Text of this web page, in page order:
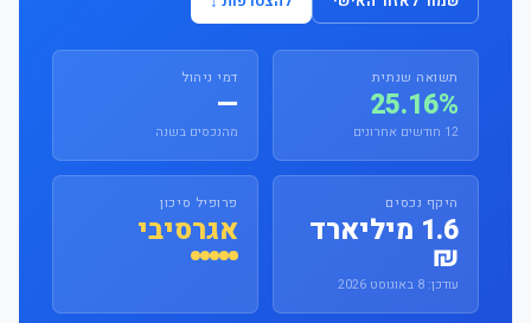
תשואה שנתית
25.16%
12 חודשים אחרונים
דמי ניהול
—
מהנכסים בשנה
היקף נכסים
1.6 מיליארד
₪
עודכן: 8 באוגוסט 2026
פרופיל סיכון
אגרסיבי